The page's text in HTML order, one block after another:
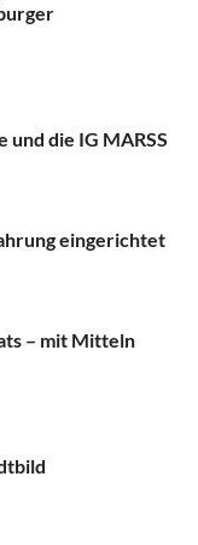
die IG MARSS
eingerichtet
– mit Mitteln